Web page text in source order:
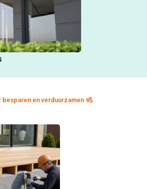
besparen en verduurzamen